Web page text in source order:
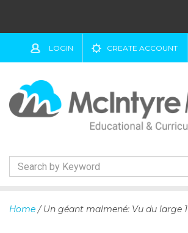
LOGIN CREATE ACCOUNT
kHome / Un géant malmené: Vu du large 1